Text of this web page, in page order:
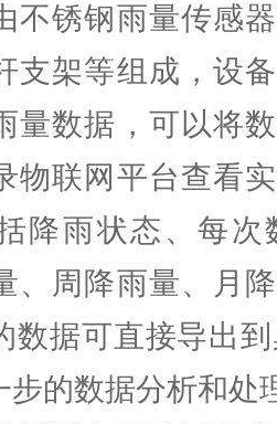
不锈钢雨量传感
支架等组成，设
量数据，可以将
物联网平台查看
降雨状态、每次
、周降雨量、月
数据可直接导出
步的数据分析和处